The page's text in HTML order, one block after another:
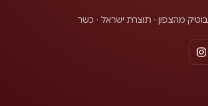
מהצפון · תוצרת ישראל · כשר